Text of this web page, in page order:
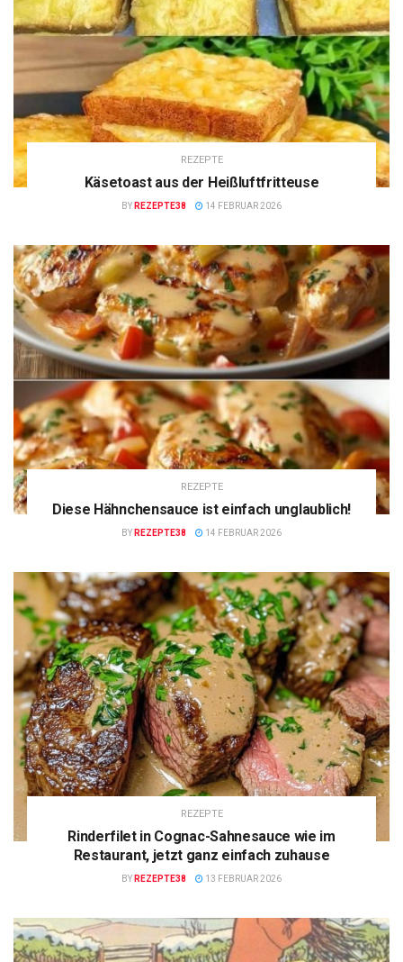
REZEPTE
Käsetoast aus der Heißluftfritteuse
BY REZEPTE38 14 FEBRUAR 2026
REZEPTE
Diese Hähnchensauce ist einfach unglaublich!
BY REZEPTE38 14 FEBRUAR 2026
REZEPTE
Rinderfilet in Cognac-Sahnesauce wie im
Restaurant, jetzt ganz einfach zuhause
BY REZEPTE38 13 FEBRUAR 2026